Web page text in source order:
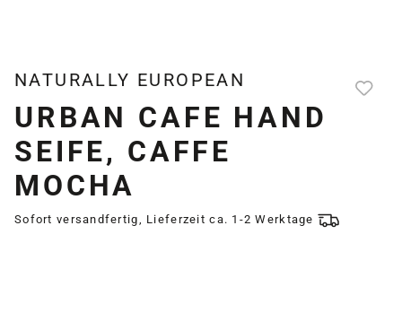
NATURALLY EUROPEAN
URBAN CAFE HAND
SEIFE, CAFFE
MOCHA
Sofort versandfertig, Lieferzeit ca. 1-2 Werktage